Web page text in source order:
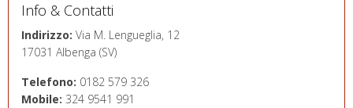
Info & Contatti
Indirizzo: Via M. Lengueglia, 12
17031 Albenga (SV)
Telefono: 0182 579 326
Mobile: 324 9541 991